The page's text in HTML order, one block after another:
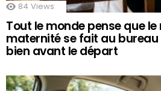
84 Views
Tout le monde pense que
maternité se fait au bureau
bien avant le départ